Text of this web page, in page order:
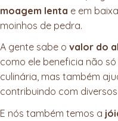
moagem lenta e em
moinhos de pedra.
A gente sabe o valor do
como ele beneficia não
culinária, mas também
contribuindo com
E nós também temos a